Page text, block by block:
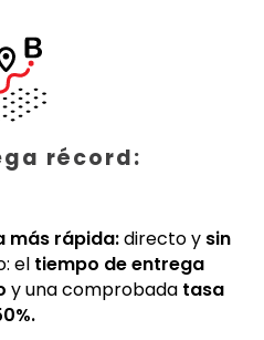
récord:
más rápida:directo y sin
el tiempo de entrega
y una comprobada tasa